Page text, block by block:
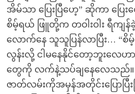
အိမ်သာ ပြေးပြီဟေ့” ဆိုကာ ပြ
စိမ့်ရယ် ဖြူတို့က တဝါးဝါး ရီကျ
လောက်နေ သူသူပြန်လာပြီး… “စိ
လွန်းလို့ ငါမနေနိုင်တော့ဘူးလေဟာ
တွေကို လက်နဲ့သပ်ချနေလေသည်။
ဇာတ်လမ်းကိုအမှန်အတိုင်းပြောပြီ